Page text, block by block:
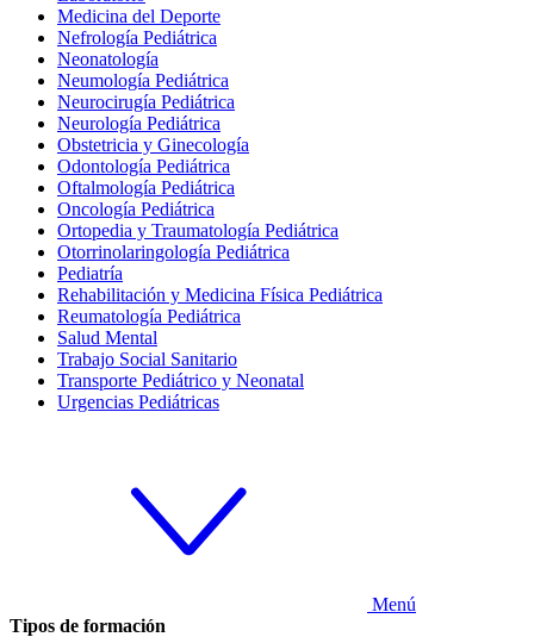
Medicina del Deporte
Nefrología Pediátrica
Neonatología
Neumología Pediátrica
Neurocirugía Pediátrica
Neurología Pediátrica
Obstetricia y Ginecología
Odontología Pediátrica
Oftalmología Pediátrica
Oncología Pediátrica
Ortopedia y Traumatología Pediátrica
Otorrinolaringología Pediátrica
Pediatría
Rehabilitación y Medicina Física Pediátrica
Reumatología Pediátrica
Salud Mental
Trabajo Social Sanitario
Transporte Pediátrico y Neonatal
Urgencias Pediátricas
Menú
Tipos de formación